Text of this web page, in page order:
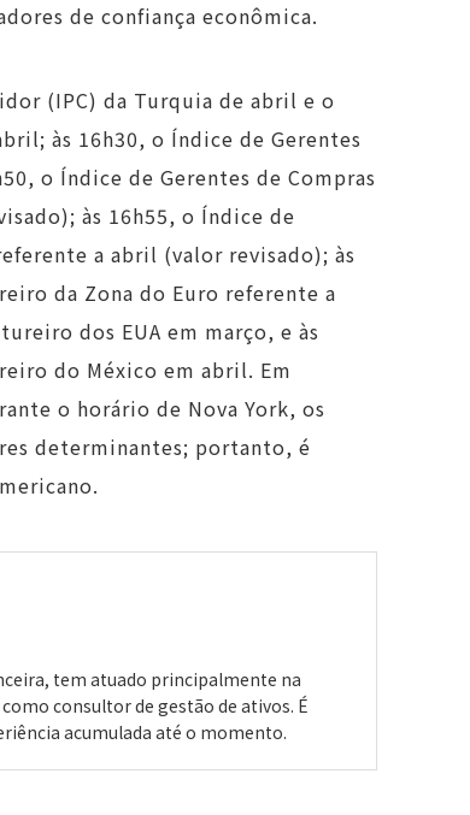
de confiança econômica.
(IPC) da Turquia de abril e o
às 16h30, o Índice de Gerentes
o Índice de Gerentes de Compras
às 16h55, o Índice de
a abril (valor revisado); às
da Zona do Euro referente a
dos EUA em março, e às
do México em abril. Em
o horário de Nova York, os
determinantes; portanto, é
tem atuado principalmente na
consultor de gestão de ativos. É
acumulada até o momento.